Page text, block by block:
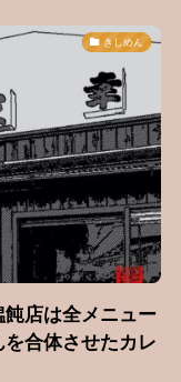
きしめん
店は全メニュー
合体させたカレ